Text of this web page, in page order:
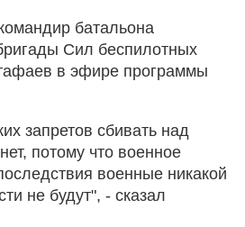
батальона
Сил беспилотных
в эфире программы
запретов сбивать над
потому что военное
военные никакой
не будут", - сказал